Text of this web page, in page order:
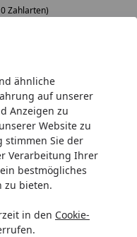
ähnliche
auf unserer
Anzeigen zu
Website zu
stimmen Sie der
Verarbeitung Ihrer
bestmögliches
zu bieten.
in den Cookie-
Zahlarten)
kompetent